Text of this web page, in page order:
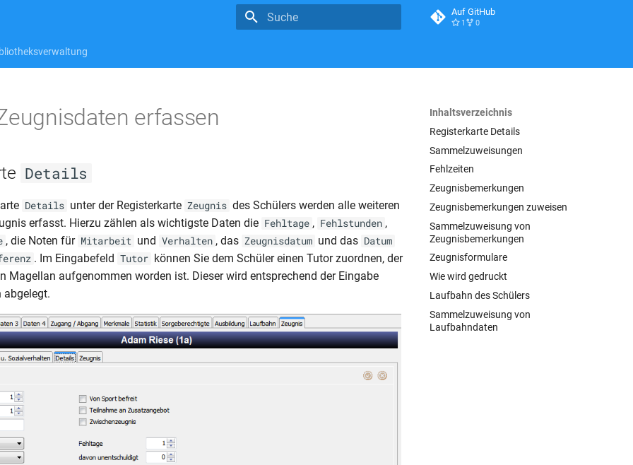
Auf GitHub
1 0
Inhaltsverzeichnis
Registerkarte Details
Sammelzuweisungen
Fehlzeiten
Zeugnisbemerkungen
Zeugnisbemerkungen zuweisen
Sammelzuweisung von
Zeugnisbemerkungen
Zeugnisformulare
Wie wird gedruckt
Laufbahn des Schülers
Sammelzuweisung von
Laufbahndaten
erfassen
Details
Details unter der Registerkarte Zeugnis des Schülers werden alle weiteren
erfasst. Hierzu zählen als wichtigste Daten die Fehltage , Fehlstunden ,
, die Noten für Mitarbeit und Verhalten , das Zeugnisdatum und das Datum
. Im Eingabefeld Tutor können Sie dem Schüler einen Tutor zuordnen, der
Magellan aufgenommen worden ist. Dieser wird entsprechend der Eingabe
abgelegt.